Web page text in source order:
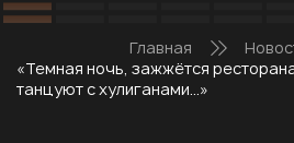
Главная
«Темная ночь, зажжётся
танцуют с хулиганами…»